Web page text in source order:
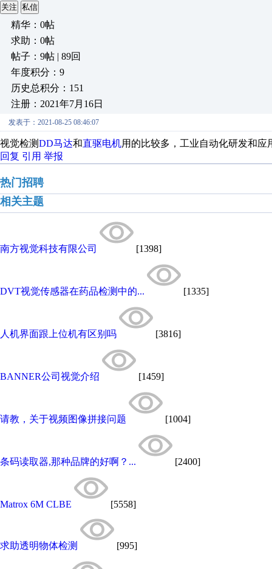
关注 私信
精华：0帖
求助：0帖
帖子：9帖 | 89回
年度积分：9
历史总积分：151
注册：2021年7月16日
发表于：2021-08-25 08:46:07
视觉检测DD马达和直驱电机用的比较多，工业自动化研发和应
回复 引用 举报
热门招聘
相关主题
南方视觉科技有限公司 [1398]
DVT视觉传感器在药品检测中的... [1335]
人机界面跟上位机有区别吗 [3816]
BANNER公司视觉介绍 [1459]
请教，关于视频图像拼接问题 [1004]
条码读取器,那种品牌的好啊？... [2400]
Matrox 6M CLBE [5558]
求助透明物体检测 [995]